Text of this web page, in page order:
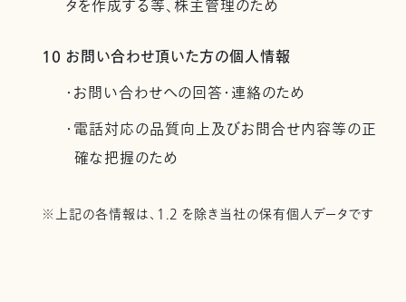
タを作成する等、株主管理のため
10 お問い合わせ頂いた方の個人情報
・お問い合わせへの回答・連絡のため
・電話対応の品質向上及びお問合せ内容等の正
確な把握のため
※上記の各情報は、1.2 を除き当社の保有個人データです